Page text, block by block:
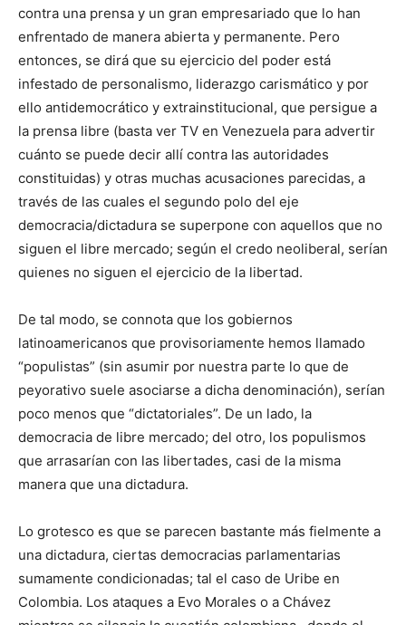
contra una prensa y un gran empresariado que lo han
enfrentado de manera abierta y permanente. Pero
entonces, se dirá que su ejercicio del poder está
infestado de personalismo, liderazgo carismático y por
ello antidemocrático y extrainstitucional, que persigue a
la prensa libre (basta ver TV en Venezuela para advertir
cuánto se puede decir allí contra las autoridades
constituidas) y otras muchas acusaciones parecidas, a
través de las cuales el segundo polo del eje
democracia/dictadura se superpone con aquellos que no
siguen el libre mercado; según el credo neoliberal, serían
quienes no siguen el ejercicio de la libertad.
De tal modo, se connota que los gobiernos
latinoamericanos que provisoriamente hemos llamado
“populistas” (sin asumir por nuestra parte lo que de
peyorativo suele asociarse a dicha denominación), serían
poco menos que “dictatoriales”. De un lado, la
democracia de libre mercado; del otro, los populismos
que arrasarían con las libertades, casi de la misma
manera que una dictadura.
Lo grotesco es que se parecen bastante más fielmente a
una dictadura, ciertas democracias parlamentarias
sumamente condicionadas; tal el caso de Uribe en
Colombia. Los ataques a Evo Morales o a Chávez